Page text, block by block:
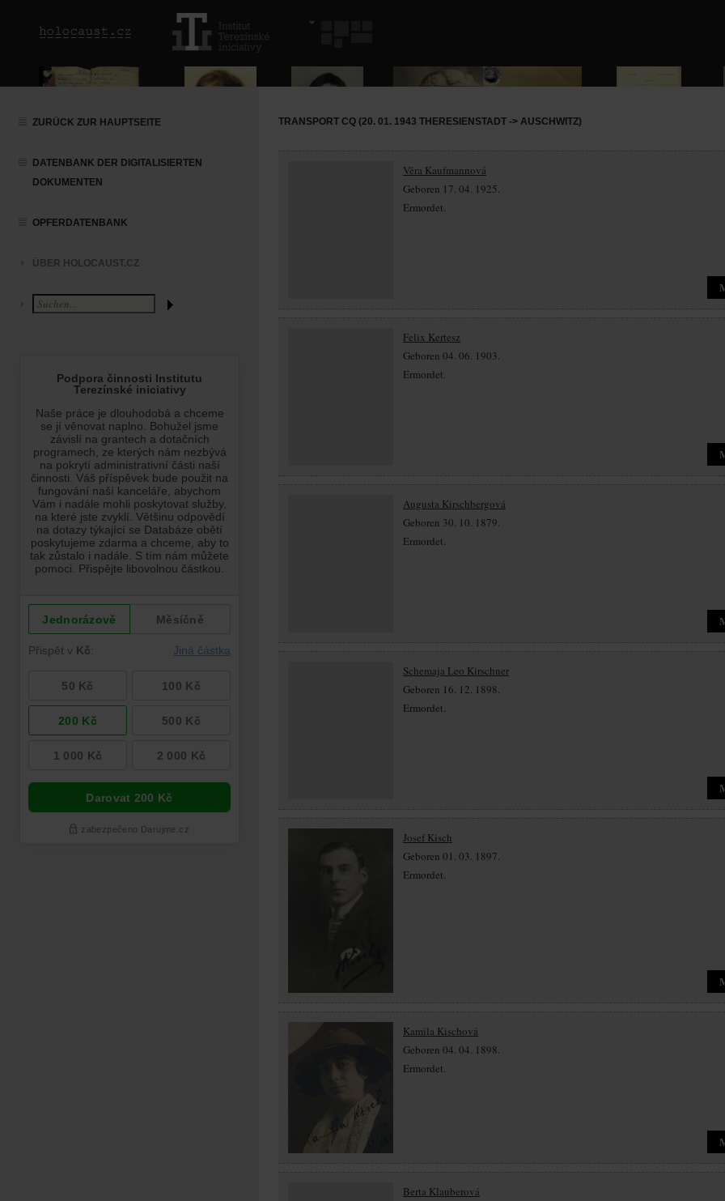
ZURÜCK ZUR HAUPTSEITE
DATENBANK DER DIGITALISIERTEN
DOKUMENTEN
OPFERDATENBANK
ÜBER HOLOCAUST.CZ
TRANSPORT CQ (20. 01. 1943 THERESIENSTADT -> AUSCHWITZ)
Věra Kaufmannová
Geboren 17. 04. 1925.
Ermordet.
Felix Kertesz
Geboren 04. 06. 1903.
Ermordet.
Augusta Kirschbergová
Geboren 30. 10. 1879.
Ermordet.
Schemaja Leo Kirschner
Geboren 16. 12. 1898.
Ermordet.
Josef Kisch
Geboren 01. 03. 1897.
Ermordet.
Kamila Kischová
Geboren 04. 04. 1898.
Ermordet.
Berta Klauberová